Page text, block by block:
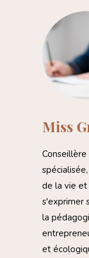
Miss
de la vie et
s'exprimer
la
et